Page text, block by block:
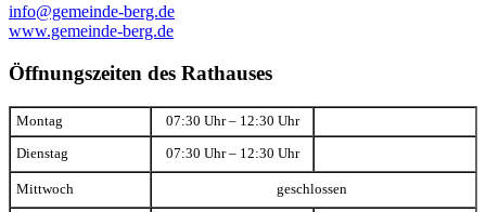
info@gemeinde-berg.de
www.gemeinde-berg.de
Öffnungszeiten des Rathauses
Montag 07:30 Uhr – 12:30 Uhr
Dienstag 07:30 Uhr – 12:30 Uhr
Mittwoch geschlossen